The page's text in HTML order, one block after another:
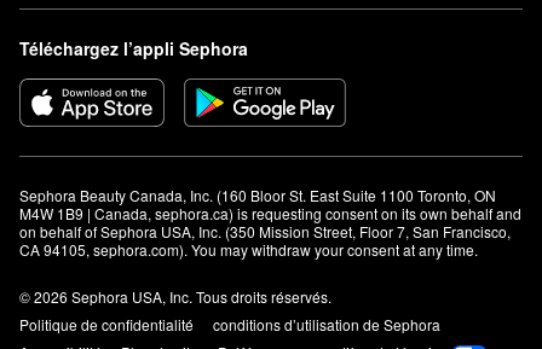
Téléchargez l’appli Sephora
Sephora Beauty Canada, Inc. (160 Bloor St. East Suite 1100 Toronto, ON
M4W 1B9 | Canada, sephora.ca) is requesting consent on its own behalf and
on behalf of Sephora USA, Inc. (350 Mission Street, Floor 7, San Francisco,
CA 94105, sephora.com). You may withdraw your consent at any time.
© 2026 Sephora USA, Inc. Tous droits réservés.
Politique de confidentialité
conditions d’utilisation de Sephora